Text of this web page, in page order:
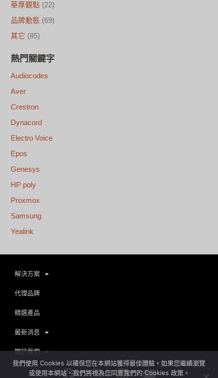
華厚觀點 (22)
品牌動態 (69)
其它 (85)
熱門關鍵字
Audiocodes
Aver
Crestron
Dynacord
Electro Voice
Epos
Genesys
HP poly
Proxmox
Samsung
Yealink
解決方案
代理品牌
精選產品
最新消息
關於我們
FacebookInstagram
LinkedinYoutube
我們使用 Cookies 以確保您在本網站獲得最佳體驗。如果您繼續瀏覽
或使用本網站，我們將視為您同意我們的 Cookies 政策。